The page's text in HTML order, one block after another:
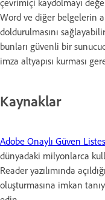
çevrimiçi kaydolmayı
Word ve diğer belgelerin
doldurulmasını
bunları güvenli bir
imza altyapısı kurması
Kaynaklar
Adobe Onaylı Güven
dünyadaki milyonlarca
Reader yazılımında
oluşturmasına imkan